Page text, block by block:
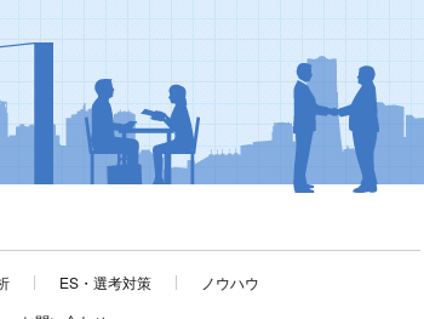
ES・選考対策
ノウハウ